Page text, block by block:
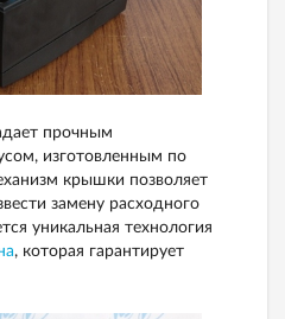
прочным
изготовленным по
крышки позволяет
замену расходного
уникальная технология
, которая гарантирует